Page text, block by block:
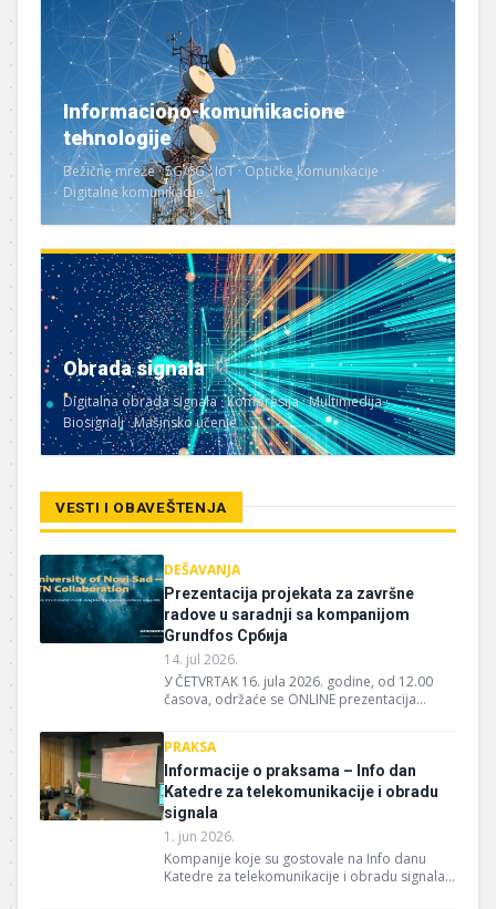
Informaciono-komunikacione
tehnologije
Bežične mreže · 5G/6G · IoT · Optičke komunikacije ·
Digitalne komunikacije
Obrada signala
Digitalna obrada signala · Kompresija · Multimedija ·
Biosignali · Mašinsko učenje
VESTI I OBAVEŠTENJA
DEŠAVANJA
Prezentacija projekata za završne
radove u saradnji sa kompanijom
Grundfos Србија
14. jul 2026.
У ČETVRTAK 16. jula 2026. godine, od 12.00
časova, održaće se ONLINE prezentacija
PRAKSA
Informacije o praksama – Info dan
Katedre za telekomunikacije i obradu
signala
1. jun 2026.
Kompanije koje su gostovale na Info danu
Katedre za telekomunikacije i obradu signala